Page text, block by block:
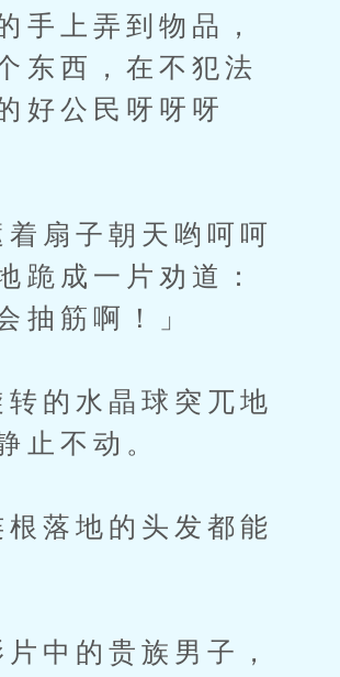
手上弄到物品，
东西，在不犯法
好公民呀呀呀
扇子朝天哟呵呵
跪成一片劝道：
抽筋啊！」
的水晶球突兀地
止不动。
落地的头发都能
中的贵族男子，